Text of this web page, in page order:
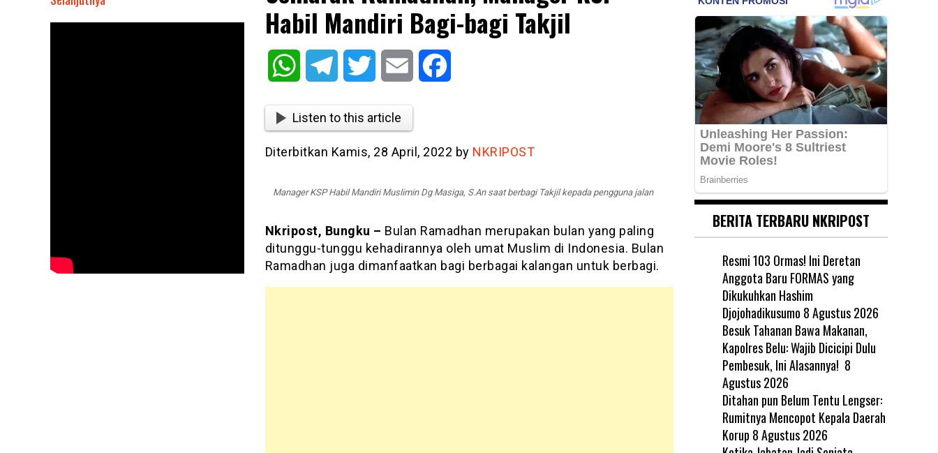
Habil Mandiri Bagi-bagi Takjil
WhatsAppTelegram Twitter Email
Listen to this article
Diterbitkan Kamis, 28 April, 2022 by NKRIPOST
Manager KSP Habil Mandiri Muslimin Dg Masiga, S.An saat berbagi Takjil kepada pengguna jalan
Nkripost, Bungku – Bulan Ramadhan merupakan bulan yang paling
ditunggu-tunggu kehadirannya oleh umat Muslim di Indonesia. Bulan
Ramadhan juga dimanfaatkan bagi berbagai kalangan untuk berbagi.
BERITA TERBARU NKRIPOST
Resmi 103 Ormas! Ini Deretan
Anggota Baru FORMAS yang
Dikukuhkan Hashim
Djojohadikusumo 8 Agustus 2026
Besuk Tahanan Bawa Makanan,
Kapolres Belu: Wajib Dicicipi Dulu
Pembesuk, Ini Alasannya! 8
Agustus 2026
Ditahan pun Belum Tentu Lengser:
Rumitnya Mencopot Kepala Daerah
Korup 8 Agustus 2026